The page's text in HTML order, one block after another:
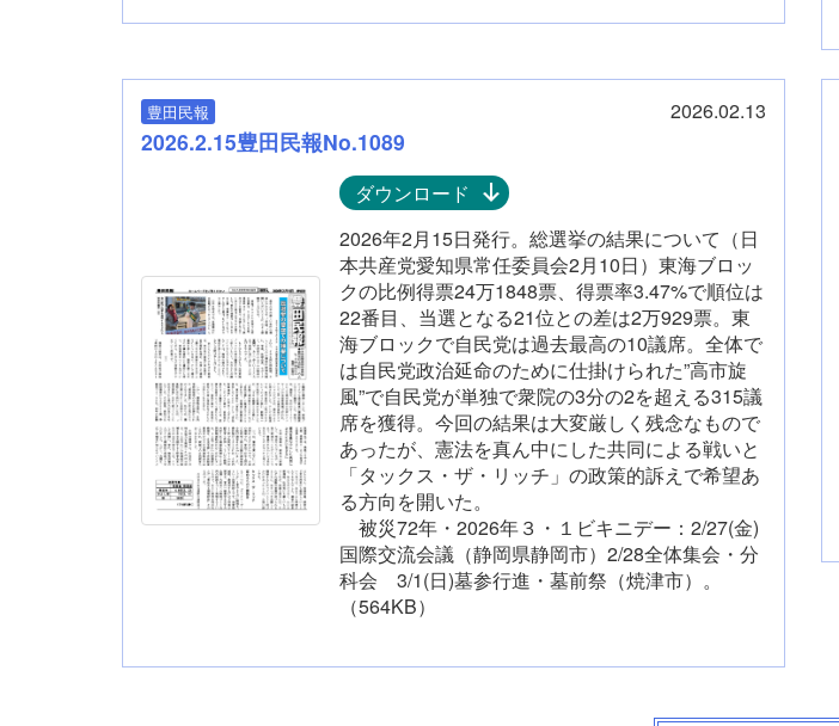
豊田民報 2026.02.13
2026.2.15豊田民報No.1089
ダウンロード
2026年2月15日発行。総選挙の結果について（日
本共産党愛知県常任委員会2月10日）東海ブロッ
クの比例得票24万1848票、得票率3.47%で順位は
22番目、当選となる21位との差は2万929票。東
海ブロックで自民党は過去最高の10議席。全体で
は自民党政治延命のために仕掛けられた”高市旋
風”で自民党が単独で衆院の3分の2を超える315議
席を獲得。今回の結果は大変厳しく残念なもので
あったが、憲法を真ん中にした共同による戦いと
「タックス・ザ・リッチ」の政策的訴えで希望あ
る方向を開いた。
被災72年・2026年３・１ビキニデー：2/27(金)
国際交流会議（静岡県静岡市）2/28全体集会・分
科会 3/1(日)墓参行進・墓前祭（焼津市）。
（564KB）